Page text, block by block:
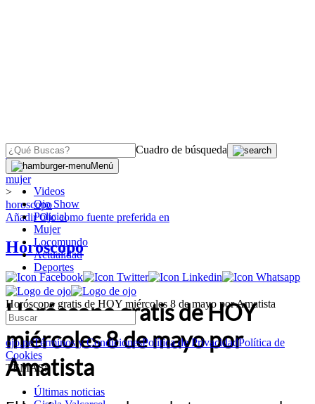
Cuadro de búsqueda
Menú
Videos
Ojo Show
Policial
Mujer
Locomundo
Actualidad
Deportes
Horóscopo gratis de HOY miércoles 8 de mayo por Amatista
ojo.peTérminos y CondicionesPolítica de PrivacidadPolítica de
Cookies
TEMAS:
Últimas noticias
OJO
mujer
>
horoscopo
AñadirOjocomo fuente preferida en
Horoscopo
Horóscopo gratis de HOY
miércoles 8 de mayo por
Amatista